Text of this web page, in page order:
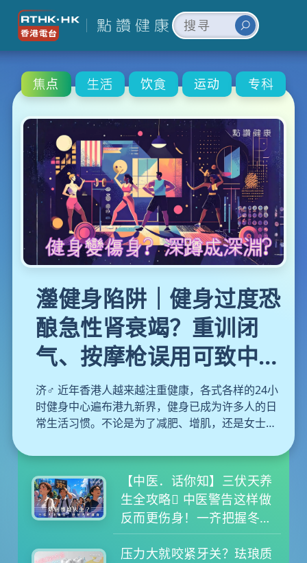
焦点 生活 饮食 运动 专科
灐健身陷阱｜健身过度恐
酿急性肾衰竭？重训闭
气、按摩枪误用可致中
风！医生教你避开运动陷
阱
济️‍♂️ 近年香港人越来越注重健康，各式各样的24小
时健身中心遍布港九新界，健身已成为许多人的日
常生活习惯。不论是为了减肥、增肌，还是女士们
然而，运动固然对身体有益，但背后亦隐藏着不少
容易被忽略的盲点。如果你抱着「No pain, no
gain」的心态盲目苦练，甚至放松警惕，健身随时
会变成「伤身」。本文为大家拆解健身常见的致命
陷阱与正确的热身与冷却运动，更附上每日蛋白质
摄取分量计算公式，教你聪明增肌不伤身。
【中医．话你知】三伏天养
生全攻略 中医警告这样做
反而更伤身！一齐把握冬病
夏治黄金期
压力大就咬紧牙关？珐琅质